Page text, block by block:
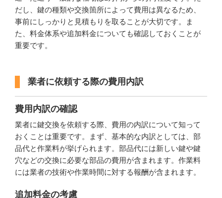
だし、鍵の種類や交換箇所によって費用は異なるため、
事前にしっかりと見積もりを取ることが大切です。ま
た、料金体系や追加料金についても確認しておくことが
重要です。
業者に依頼する際の費用内訳
費用内訳の確認
業者に鍵交換を依頼する際、費用の内訳について知って
おくことは重要です。まず、基本的な内訳としては、部
品代と作業料が挙げられます。部品代には新しい鍵や鍵
穴などの交換に必要な部品の費用が含まれます。作業料
には業者の技術や作業時間に対する報酬が含まれます。
追加料金の考慮